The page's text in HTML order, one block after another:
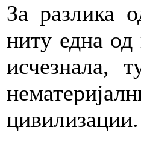
За разлика
ниту една
исчезнала,
цивилизации.